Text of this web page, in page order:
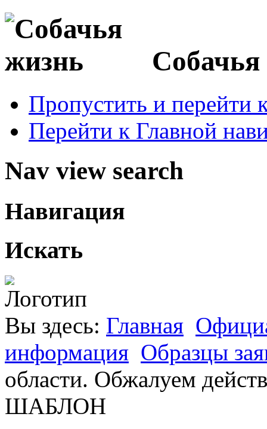
Пропустить и перейти
Перейти к Главной
Nav view search
Навигация
Искать
Вы здесь: Главная
информация Образцы
области. Обжалуем
ШАБЛОН